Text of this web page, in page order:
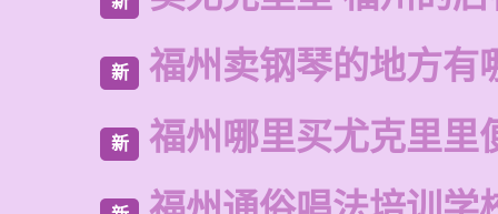
新 福州卖钢琴的地方有
新 福州哪里买尤克里里